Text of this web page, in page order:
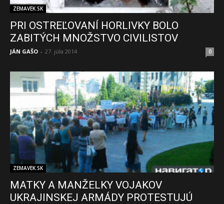
ZEMAVEK.SK
PRI OSTREĽOVANÍ HORLIVKY BOLO
ZABITÝCH MNOŽSTVO CIVILISTOV
JÁN GAŠO - 27. júla 2014 0
ZEMAVEK.SK
MATKY A MANŽELKY VOJAKOV
UKRAJINSKEJ ARMÁDY PROTESTUJÚ